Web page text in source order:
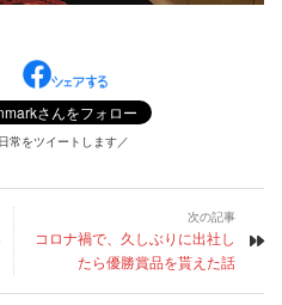
常をツイートします／
次の記事
コロナ禍で、久しぶりに出社し
たら優勝賞品を貰えた話